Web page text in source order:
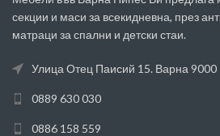
секции и маси за всекидневна, през
матраци за спални и детски стаи.
Улица Отец Паисий 15. Варна 9000
0889 630 030
0886 158 559